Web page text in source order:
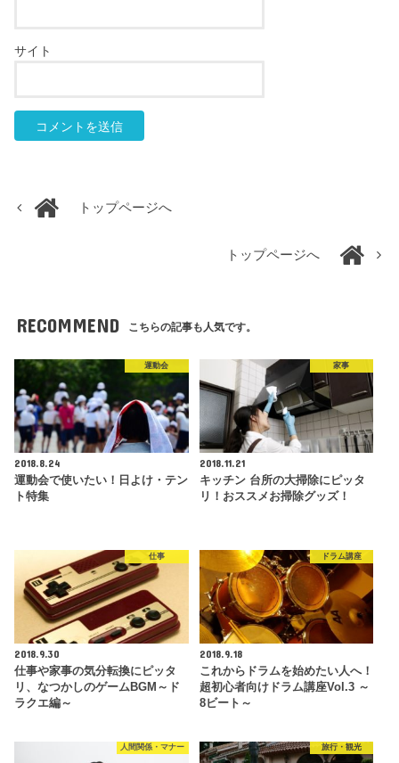
サイト
トップページへ
トップページへ
RECOMMEND こちらの記事も人気です。
運動会
2018.8.24
運動会で使いたい！日よけ・テン
ト特集
家事
2018.11.21
キッチン 台所の大掃除にピッタ
リ！おススメお掃除グッズ！
仕事
2018.9.30
仕事や家事の気分転換にピッタ
リ、なつかしのゲームBGM～ド
ラクエ編～
ドラム講座
2018.9.18
これからドラムを始めたい人へ！
超初心者向けドラム講座Vol.3 ～
8ビート～
人間関係・マナー 旅行・観光